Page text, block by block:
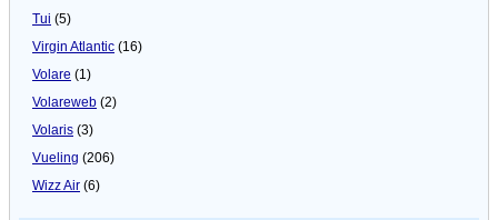
Tui (5)
Virgin Atlantic (16)
Volare (1)
Volareweb (2)
Volaris (3)
Vueling (206)
Wizz Air (6)